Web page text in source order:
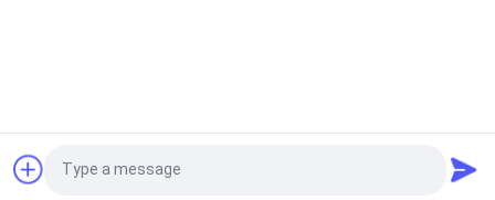
Xi Măng Nhìn Sứ